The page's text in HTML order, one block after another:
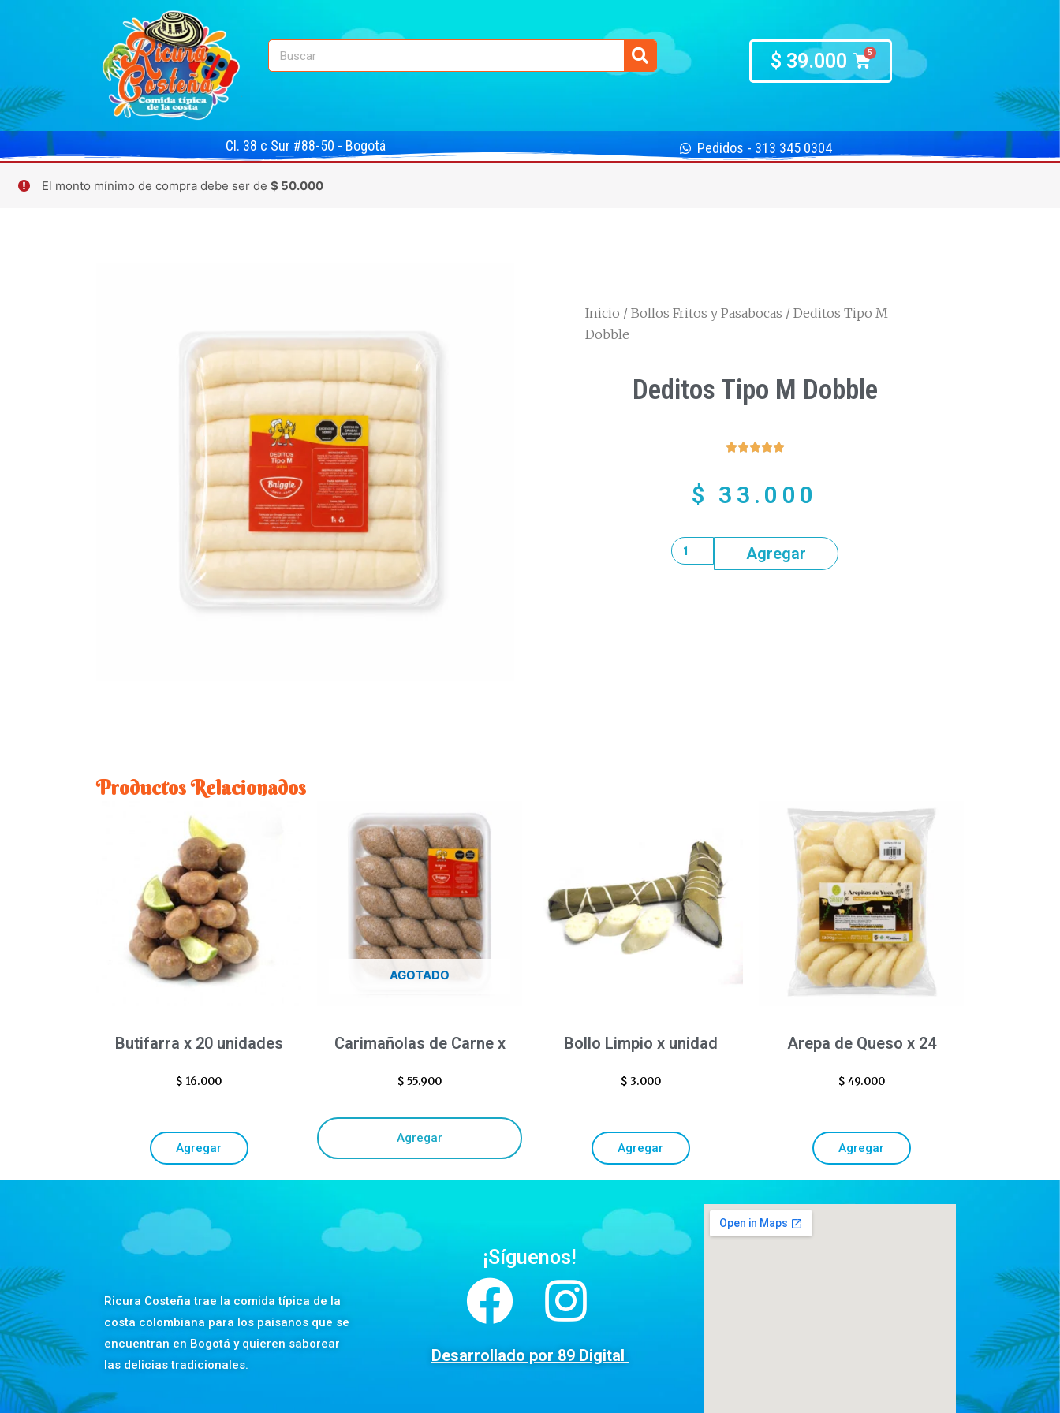
$ 39.000
Cl. 38 c Sur #88-50 - Bogotá Pedidos - 313 345 0304
El monto mínimo de compra debe ser de $ 50.000
Inicio / Bollos Fritos y Pasabocas / Deditos Tipo M
Dobble
Deditos Tipo M Dobble

$ 33.000
Agregar
Productos Relacionados
Butifarra x 20 unidades
$ 16.000
Agregar
AGOTADO
Carimañolas de Carne x
$ 55.900
Agregar
Bollo Limpio x unidad
$ 3.000
Agregar
Arepa de Queso x 24
$ 49.000
Agregar
Ricura Costeña trae la comida típica de la
costa colombiana para los paisanos que se
encuentran en Bogotá y quieren saborear
las delicias tradicionales.
¡Síguenos!
Desarrollado por 89 Digital